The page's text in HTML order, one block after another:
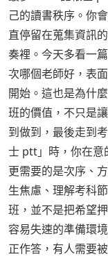
己的讀書秩序。你
直停留在蒐集資訊
奏裡。今天多看一
次哪個老師好，表
開始。這也是為什
班的價值，不只是
到做到，最後走到
士 ptt」時，你在意
更需要的是次序、
生焦慮、理解考科
班，並不是把希望
容易失速的準備環
正作答，有人需要